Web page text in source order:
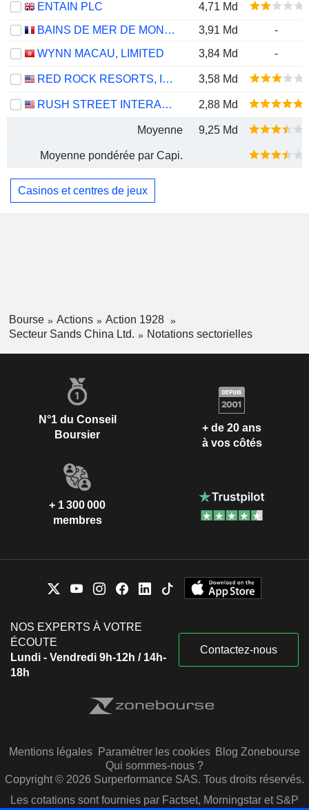
ENTAIN PLC
4,71 Md
BAINS DE MER DE MONACO
3,91 Md
-
WYNN MACAU, LIMITED
3,84 Md -
RED ROCK RESORTS, INC. 3,58 Md
RUSH STREET INTERACTIVE, INC. 2,88 Md
Moyenne 9,25 Md
Moyenne pondérée par Capi.
Casinos et centres de jeux
Bourse Actions
Action 1928
Secteur Sands China Ltd.
Notations sectorielles
N°1 du Conseil
Boursier
+ de 20 ans
à vos côtés
+ 1 300 000
membres
NOS EXPERTS À VOTRE
ÉCOUTE
Lundi - Vendredi 9h-12h / 14h-
18h
Contactez-nous
Mentions légales Paramétrer les cookies Blog Zonebourse
Qui sommes-nous ?
Copyright © 2026 Surperformance SAS. Tous droits réservés.
Les cotations sont fournies par Factset, Morningstar et S&P